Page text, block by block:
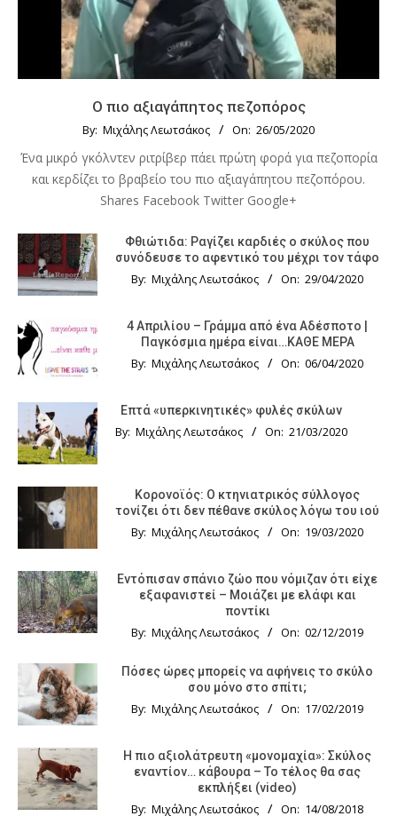
Ο πιο αξιαγάπητος πεζοπόρος
By: Μιχάλης Λεωτσάκος On: 26/05/2020
Ένα μικρό γκόλντεν ριτρίβερ πάει πρώτη φορά για πεζοπορία
και κερδίζει το βραβείο του πιο αξιαγάπητου πεζοπόρου.
Shares Facebook Twitter Google+
Φθιώτιδα: Ραγίζει καρδιές ο σκύλος που
συνόδευσε το αφεντικό του μέχρι τον τάφο
By: Μιχάλης Λεωτσάκος On: 29/04/2020
4 Απριλίου – Γράμμα από ένα Αδέσποτο |
Παγκόσμια ημέρα είναι…ΚΑΘΕ ΜΕΡΑ
By: Μιχάλης Λεωτσάκος On: 06/04/2020
Επτά «υπερκινητικές» φυλές σκύλων
By: Μιχάλης Λεωτσάκος On: 21/03/2020
Κορονοϊός: Ο κτηνιατρικός σύλλογος
τονίζει ότι δεν πέθανε σκύλος λόγω του ιού
By: Μιχάλης Λεωτσάκος On: 19/03/2020
Εντόπισαν σπάνιο ζώο που νόμιζαν ότι είχε
εξαφανιστεί – Μοιάζει με ελάφι και
ποντίκι
By: Μιχάλης Λεωτσάκος On: 02/12/2019
Πόσες ώρες μπορείς να αφήνεις το σκύλο
σου μόνο στο σπίτι;
By: Μιχάλης Λεωτσάκος On: 17/02/2019
Η πιο αξιολάτρευτη «μονομαχία»: Σκύλος
εναντίον… κάβουρα – Το τέλος θα σας
εκπλήξει (video)
By: Μιχάλης Λεωτσάκος On: 14/08/2018